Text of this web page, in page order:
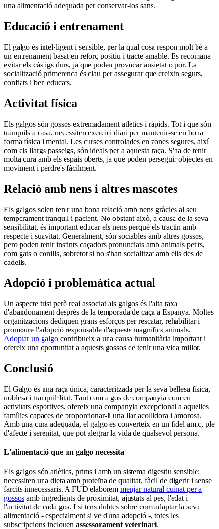
una alimentació adequada per conservar-los sans.
Educació i entrenament
El galgo és intel·ligent i sensible, per la qual cosa respon molt bé a
un entrenament basat en reforç positiu i tracte amable. Es recomana
evitar els càstigs durs, ja que poden provocar ansietat o por. La
socialització primerenca és clau per assegurar que creixin segurs,
confiats i ben educats.
Activitat física
Els galgos són gossos extremadament atlètics i ràpids. Tot i que són
tranquils a casa, necessiten exercici diari per mantenir-se en bona
forma física i mental. Les curses controlades en zones segures, així
com els llargs passeigs, són ideals per a aquesta raça. S'ha de tenir
molta cura amb els espais oberts, ja que poden perseguir objectes en
moviment i perdre's fàcilment.
Relació amb nens i altres mascotes
Els galgos solen tenir una bona relació amb nens gràcies al seu
temperament tranquil i pacient. No obstant això, a causa de la seva
sensibilitat, és important educar els nens perquè els tractin amb
respecte i suavitat. Generalment, són sociables amb altres gossos,
però poden tenir instints caçadors pronunciats amb animals petits,
com gats o conills, sobretot si no s'han socialitzat amb ells des de
cadells.
Adopció i problemàtica actual
Un aspecte trist però real associat als galgos és l'alta taxa
d'abandonament després de la temporada de caça a Espanya. Moltes
organitzacions dediquen grans esforços per rescatar, rehabilitar i
promoure l'adopció responsable d'aquests magnífics animals.
Adoptar un galgo contribueix a una causa humanitària important i
ofereix una oportunitat a aquests gossos de tenir una vida millor.
Conclusió
El Galgo és una raça única, caracteritzada per la seva bellesa física,
noblesa i tranquil·litat. Tant com a gos de companyia com en
activitats esportives, ofereix una companyia excepcional a aquelles
famílies capaces de proporcionar-li una llar acollidora i amorosa.
Amb una cura adequada, el galgo es converteix en un fidel amic, ple
d'afecte i serenitat, que pot alegrar la vida de qualsevol persona.
L'alimentació que un galgo necessita
Els galgos són atlètics, prims i amb un sistema digestiu sensible:
necessiten una dieta amb proteïna de qualitat, fàcil de digerir i sense
farcits innecessaris. A FUD elaborem menjar natural cuinat per a
gossos amb ingredients de proximitat, ajustats al pes, l'edat i
l'activitat de cada gos. I si tens dubtes sobre com adaptar la seva
alimentació - especialment si ve d'una adopció -, totes les
subscripcions inclouen assessorament veterinari.